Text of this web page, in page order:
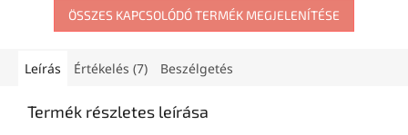
ÖSSZES KAPCSOLÓDÓ TERMÉK MEGJELENÍTÉSE
Leírás Értékelés (7) Beszélgetés
Termék részletes leírása